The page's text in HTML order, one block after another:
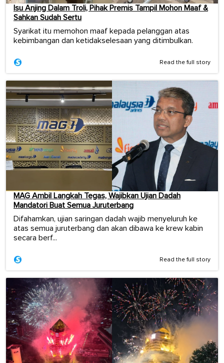
Isu Anjing Dalam Troli, Pihak Premis Tampil Mohon Maaf &
Sahkan Sudah Sertu
Syarikat itu memohon maaf kepada pelanggan atas
kebimbangan dan ketidakselesaan yang ditimbulkan.
Read the full story
MAG Ambil Langkah Tegas, Wajibkan Ujian Dadah
Mandatori Buat Semua Juruterbang
Difahamkan, ujian saringan dadah wajib menyeluruh ke
atas semua juruterbang dan akan dibawa ke krew kabin
secara berf...
Read the full story